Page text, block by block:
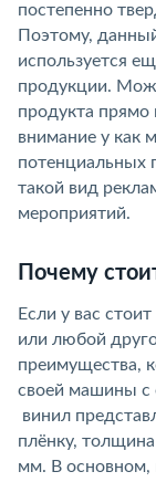
постепенно
Поэтому,
используется
продукции.
продукта прямо
внимание у как
потенциальных
такой вид
мероприятий.
Почему
Если у вас
или любой
преимущества,
своей машины с
винил
плёнку,
мм. В основном,